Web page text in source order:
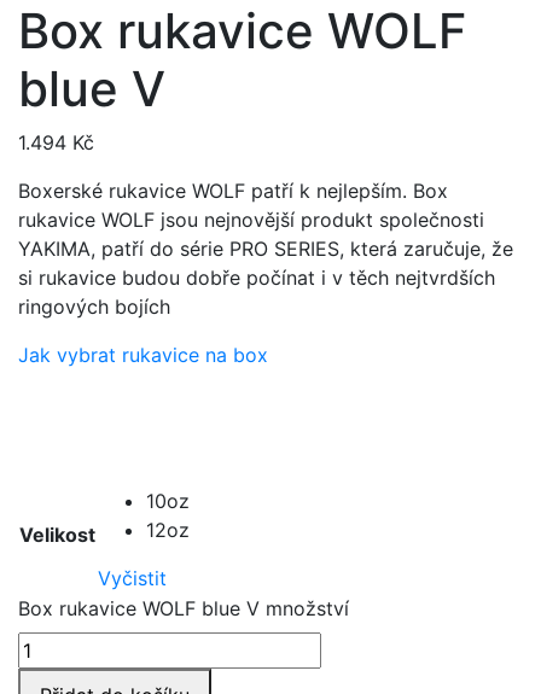
Box rukavice WOLF
blue V
1.494 Kč
Boxerské rukavice WOLF patří k nejlepším. Box
rukavice WOLF jsou nejnovější produkt společnosti
YAKIMA, patří do série PRO SERIES, která zaručuje, že
si rukavice budou dobře počínat i v těch nejtvrdších
ringových bojích
Jak vybrat rukavice na box
Velikost
10oz
12oz
Vyčistit
Box rukavice WOLF blue V množství